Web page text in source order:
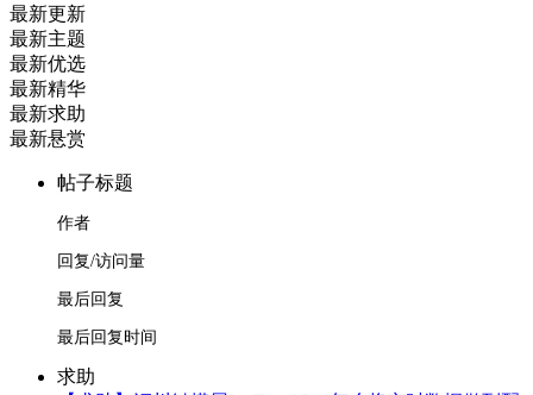
最新更新
最新主题
最新优选
最新精华
最新求助
最新悬赏
帖子标题
作者
回复/访问量
最后回复
最后回复时间
求助